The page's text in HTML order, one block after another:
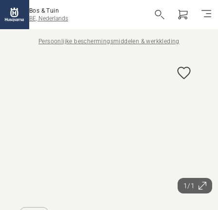
Bos & Tuin
BE, Nederlands
Persoonlijke beschermingsmiddelen & werkkleding
1/1